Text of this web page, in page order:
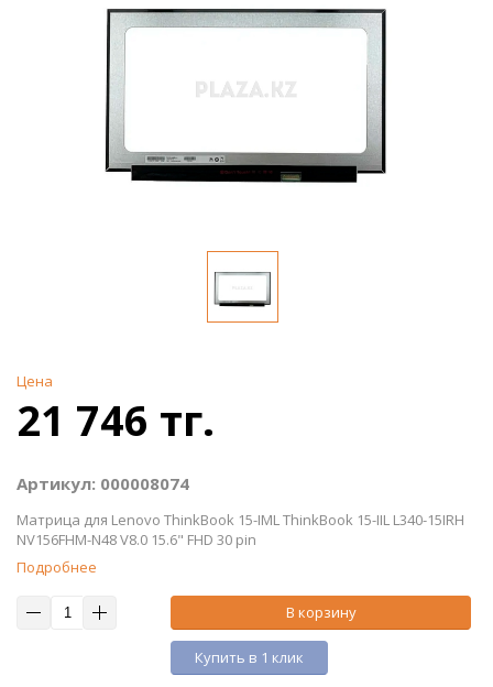
Цена
21 746 тг.
Артикул: 000008074
Матрица для Lenovo ThinkBook 15-IML ThinkBook 15-IIL L340-15IRH
NV156FHM-N48 V8.0 15.6" FHD 30 pin
Подробнее
В корзину
Купить в 1 клик